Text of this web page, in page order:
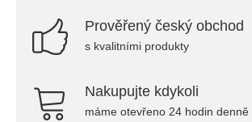
Prověřený český obchod
s kvalitními produkty
Nakupujte kdykoli
máme otevřeno 24 hodin denně